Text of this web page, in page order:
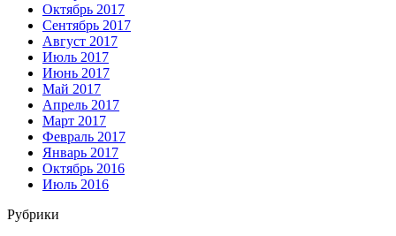
Октябрь 2017
Сентябрь 2017
Август 2017
Июль 2017
Июнь 2017
Май 2017
Апрель 2017
Март 2017
Февраль 2017
Январь 2017
Октябрь 2016
Июль 2016
Рубрики